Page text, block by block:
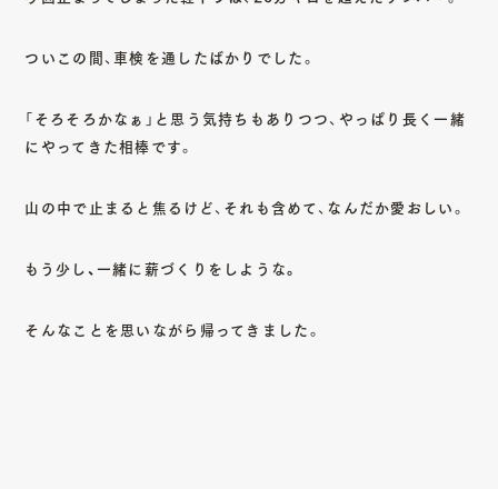
ついこの間、車検を通したばかりでした。
「そろそろかなぁ」と思う気持ちもありつつ、やっぱり長く一緒
にやってきた相棒です。
山の中で止まると焦るけど、それも含めて、なんだか愛おしい。
もう少し、一緒に薪づくりをしような。
そんなことを思いながら帰ってきました。